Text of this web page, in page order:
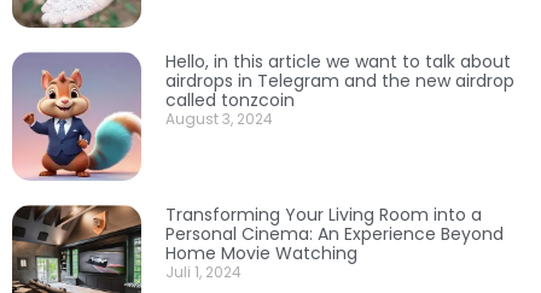
Hello, in this article we want to talk about
airdrops in Telegram and the new airdrop
called tonzcoin
August 3, 2024
Transforming Your Living Room into a
Personal Cinema: An Experience Beyond
Home Movie Watching
Juli 1, 2024